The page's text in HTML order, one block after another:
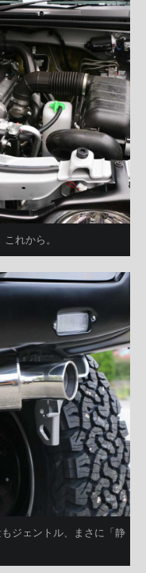
れから。
ジェントル、まさに「静